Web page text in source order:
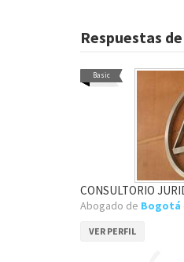
Respuestas
Basic
CONSULTORIO
Abogado de Bogotá
VER PERFIL